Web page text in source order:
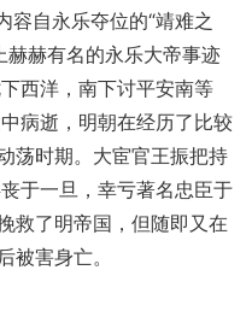
容自永乐夺位的“靖难之
赫赫有名的永乐大帝事迹
西洋，南下讨平安南等
病逝，明朝在经历了比较
荡时期。大宦官王振把持
于一旦，幸亏著名忠臣于
救了明帝国，但随即又在
被害身亡。